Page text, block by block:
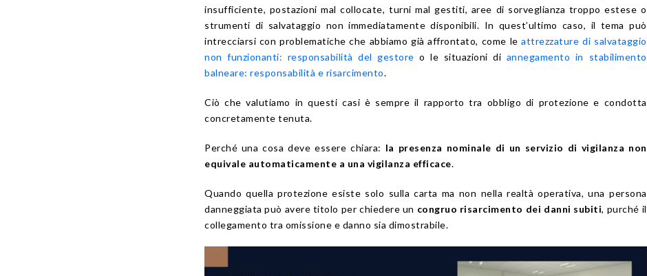
insufficiente, postazioni mal collocate, turni mal gestiti, aree di sorveglianza troppo estese o
strumenti di salvataggio non immediatamente disponibili. In quest’ultimo caso, il tema può
intrecciarsi con problematiche che abbiamo già affrontato, come leattrezzature di salvataggio
non funzionanti: responsabilità del gestore o le situazioni di annegamento in stabilimento
balneare: responsabilità e risarcimento.
Ciò che valutiamo in questi casi è sempre il rapporto tra obbligo di protezione e condotta
concretamente tenuta.
Perché una cosa deve essere chiara: la presenza nominale di un servizio di vigilanza non
equivale automaticamente a una vigilanza efficace.
Quando quella protezione esiste solo sulla carta ma non nella realtà operativa, una persona
danneggiata può avere titolo per chiedere un congruo risarcimento dei danni subiti, purché il
collegamento tra omissione e danno sia dimostrabile.